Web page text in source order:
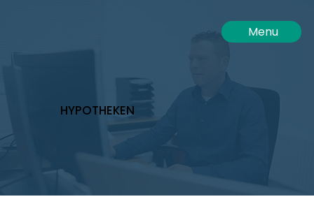
HYPOTHEKEN
Menu